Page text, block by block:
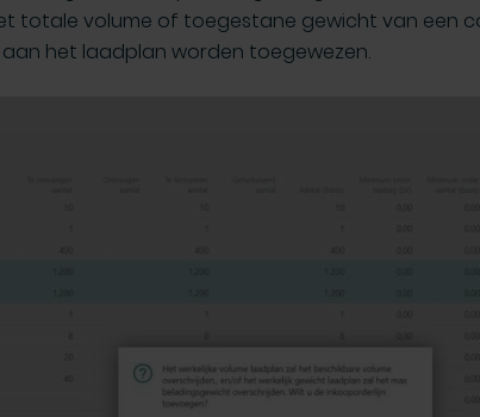
totale volume of toegestane gewicht van een
het laadplan worden toegewezen.